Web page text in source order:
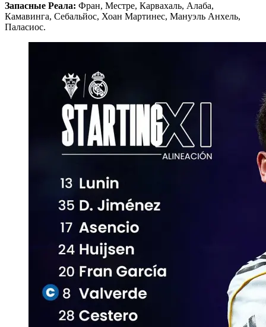
Запасные Реала: Фран, Местре, Карвахаль, Алаба,
Камавинга, Себальйос, Хоан Мартинес, Мануэль Анхель,
Паласиос.